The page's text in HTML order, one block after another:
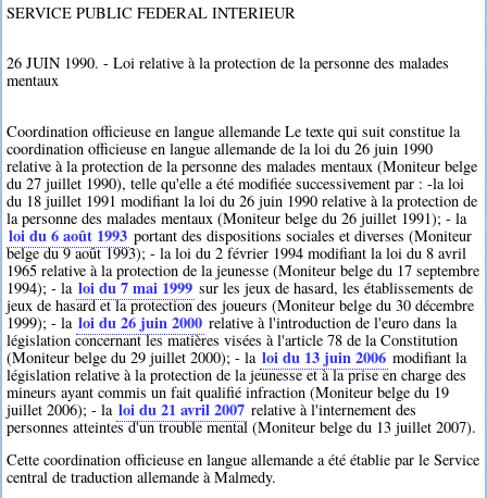
SERVICE PUBLIC FEDERAL INTERIEUR
26 JUIN 1990. - Loi relative à la protection de la personne des malades
mentaux
Coordination officieuse en langue allemande Le texte qui suit constitue la
coordination officieuse en langue allemande de la loi du 26 juin 1990
relative à la protection de la personne des malades mentaux (Moniteur belge
du 27 juillet 1990), telle qu'elle a été modifiée successivement par : -la loi
du 18 juillet 1991 modifiant la loi du 26 juin 1990 relative à la protection de
la personne des malades mentaux (Moniteur belge du 26 juillet 1991); - la
loi du 6 août 1993 portant des dispositions sociales et diverses (Moniteur
belge du 9 août 1993); - la loi du 2 février 1994 modifiant la loi du 8 avril
1965 relative à la protection de la jeunesse (Moniteur belge du 17 septembre
1994); - la loi du 7 mai 1999 sur les jeux de hasard, les établissements de
jeux de hasard et la protection des joueurs (Moniteur belge du 30 décembre
1999); - la loi du 26 juin 2000 relative à l'introduction de l'euro dans la
législation concernant les matières visées à l'article 78 de la Constitution
(Moniteur belge du 29 juillet 2000); - la loi du 13 juin 2006 modifiant la
législation relative à la protection de la jeunesse et à la prise en charge des
mineurs ayant commis un fait qualifié infraction (Moniteur belge du 19
juillet 2006); - la loi du 21 avril 2007 relative à l'internement des
personnes atteintes d'un trouble mental (Moniteur belge du 13 juillet 2007).
Cette coordination officieuse en langue allemande a été établie par le Service
central de traduction allemande à Malmedy.